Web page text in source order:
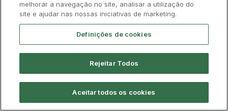
melhorar a navegação no site, analisar a utilização do
site e ajudar nas nossas iniciativas de marketing.
Definições de cookies
Rejeitar Todos
Aceitar todos os cookies